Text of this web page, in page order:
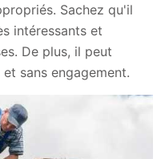
Sachez qu'il
intéressants et
De plus, il peut
sans engagement.